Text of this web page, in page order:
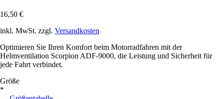
16,50 €
inkl. MwSt. zzgl. Versandkosten
Optimieren Sie Ihren Komfort beim Motorradfahren mit der
Helmventilation Scorpion ADF-9000, die Leistung und Sicherheit für
jede Fahrt verbindet.
Größe
*